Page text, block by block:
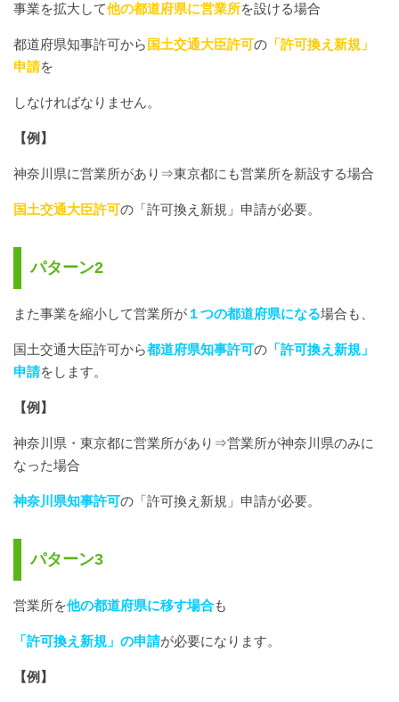
事業を拡大して他の都道府県に営業所を設ける場合
都道府県知事許可から 国土交通大臣許可の 「許可換え新規」
申請を
しなければなりません。
【例】
神奈川県に営業所があり⇒東京都にも営業所を新設する場合
国土交通大臣許可の「許可換え新規」申請が必要。
パターン2
また事業を縮小して営業所が １つの都道府県になる場合も、
国土交通大臣許可から都道府県知事許可の 「許可換え新規」
申請をします。
【例】
神奈川県・東京都に営業所があり⇒営業所が神奈川県のみに
なった場合
神奈川県知事許可の「許可換え新規」申請が必要。
パターン3
営業所を他の都道府県に移す場合も
「許可換え新規」の申請が必要になります。
【例】